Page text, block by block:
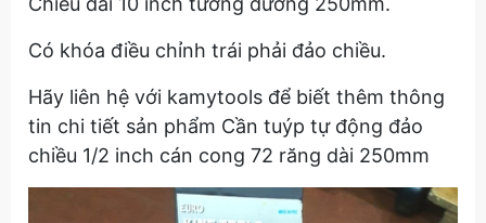
Có khóa điều chỉnh trái phải đảo chiều.
Hãy liên hệ với kamytools để biết thêm thông
tin chi tiết sản phẩm Cần tuýp tự động đảo
chiều 1/2 inch cán cong 72 răng dài 250mm